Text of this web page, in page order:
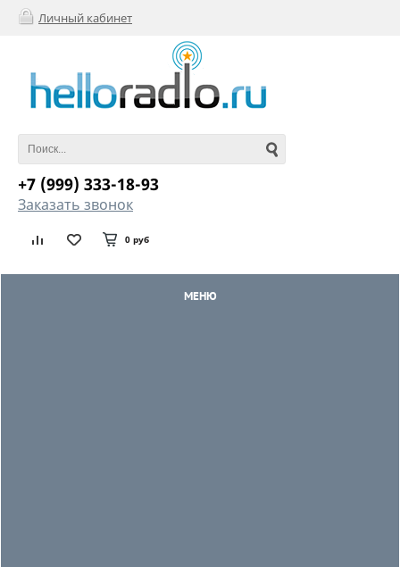
Личный кабинет
+7 (999) 333-18-93
Заказать звонок
0 руб
МЕНЮ